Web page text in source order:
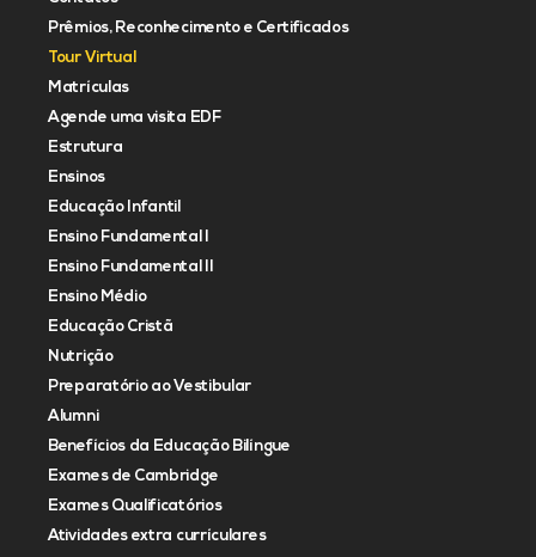
Prêmios, Reconhecimento e Certificados
Tour Virtual
Matrículas
Agende uma visita EDF
Estrutura
Ensinos
Educação Infantil
Ensino Fundamental I
Ensino Fundamental II
Ensino Médio
Educação Cristã
Nutrição
Preparatório ao Vestibular
Alumni
Benefícios da Educação Bilíngue
Exames de Cambridge
Exames Qualificatórios
Atividades extra currículares